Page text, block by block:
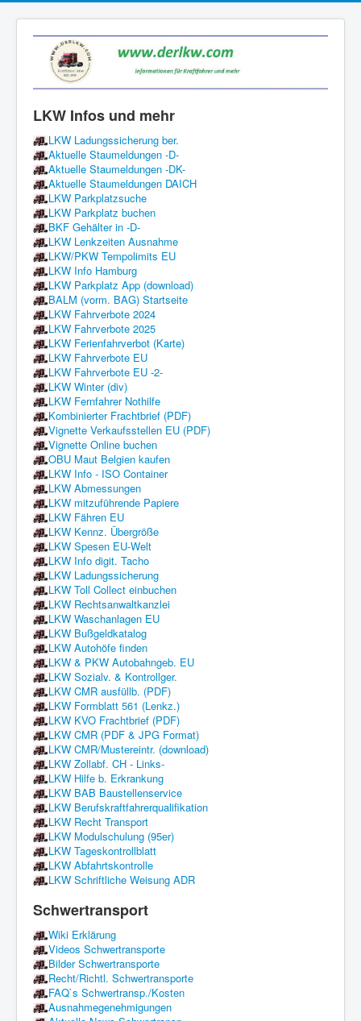
LKW Infos und mehr
LKW Ladungssicherung ber.
Aktuelle Staumeldungen -D-
Aktuelle Staumeldungen -DK-
Aktuelle Staumeldungen DAICH
LKW Parkplatzsuche
LKW Parkplatz buchen
BKF Gehälter in -D-
LKW Lenkzeiten Ausnahme
LKW/PKW Tempolimits EU
LKW Info Hamburg
LKW Parkplatz App (download)
BALM (vorm. BAG) Startseite
LKW Fahrverbote 2024
LKW Fahrverbote 2025
LKW Ferienfahrverbot (Karte)
LKW Fahrverbote EU
LKW Fahrverbote EU -2-
LKW Winter (div)
LKW Fernfahrer Nothilfe
Kombinierter Frachtbrief (PDF)
Vignette Verkaufsstellen EU (PDF)
Vignette Online buchen
OBU Maut Belgien kaufen
LKW Info - ISO Container
LKW Abmessungen
LKW mitzuführende Papiere
LKW Fähren EU
LKW Kennz. Übergröße
LKW Spesen EU-Welt
LKW Info digit. Tacho
LKW Ladungssicherung
LKW Toll Collect einbuchen
LKW Rechtsanwaltkanzlei
LKW Waschanlagen EU
LKW Bußgeldkatalog
LKW Autohöfe finden
LKW & PKW Autobahngeb. EU
LKW Sozialv. & Kontrollger.
LKW CMR ausfüllb. (PDF)
LKW Formblatt 561 (Lenkz.)
LKW KVO Frachtbrief (PDF)
LKW CMR (PDF & JPG Format)
LKW CMR/Mustereintr. (download)
LKW Zollabf. CH - Links-
LKW Hilfe b. Erkrankung
LKW BAB Baustellenservice
LKW Berufskraftfahrerqualifikation
LKW Recht Transport
LKW Modulschulung (95er)
LKW Tageskontrollblatt
LKW Abfahrtskontrolle
LKW Schriftliche Weisung ADR
Schwertransport
Wiki Erklärung
Videos Schwertransporte
Bilder Schwertransporte
Recht/Richtl. Schwertransporte
FAQ`s Schwertransp./Kosten
Ausnahmegenehmigungen